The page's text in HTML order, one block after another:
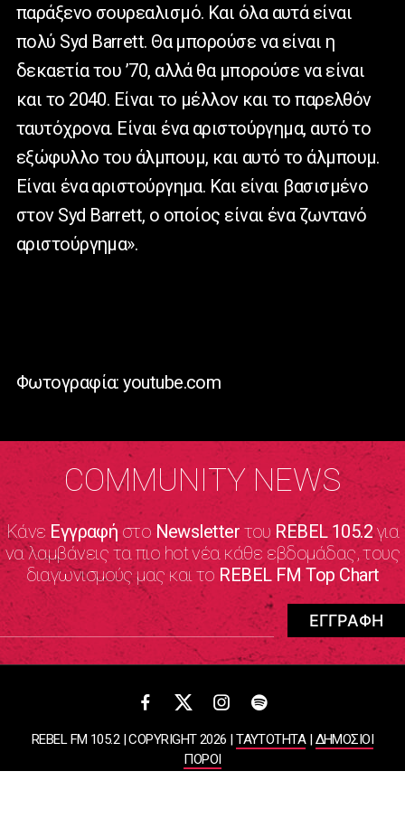
παράξενο σουρεαλισμό. Και όλα αυτά είναι
πολύ Syd Barrett. Θα μπορούσε να είναι η
δεκαετία του ’70, αλλά θα μπορούσε να είναι
και το 2040. Είναι το μέλλον και το παρελθόν
ταυτόχρονα. Είναι ένα αριστούργημα, αυτό το
εξώφυλλο του άλμπουμ, και αυτό το άλμπουμ.
Είναι ένα αριστούργημα. Και είναι βασισμένο
στον Syd Barrett, ο οποίος είναι ένα ζωντανό
αριστούργημα».
Φωτογραφία: youtube.com
COMMUNITY NEWS
Κάνε Εγγραφήστο NewsletterτουREBEL 105.2για
να λαμβάνεις τα πιο hot νέα κάθε εβδομάδας, τους
διαγωνισμούς μας και το REBEL FM Top Chart
REBEL FM 105.2 | COPYRIGHT 2026 |ΤΑΥΤΟΤΗΤΑ|ΔΗΜΟΣΙΟΙ
ΠΟΡΟΙ